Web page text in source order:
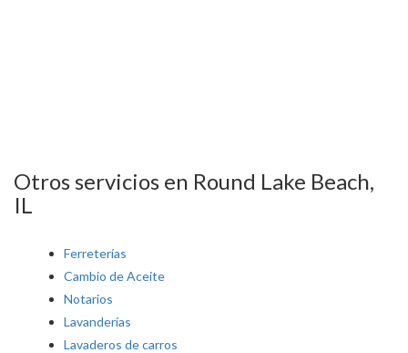
Otros servicios en Round Lake Beach,
IL
Ferreterías
Cambio de Aceite
Notarios
Lavanderías
Lavaderos de carros